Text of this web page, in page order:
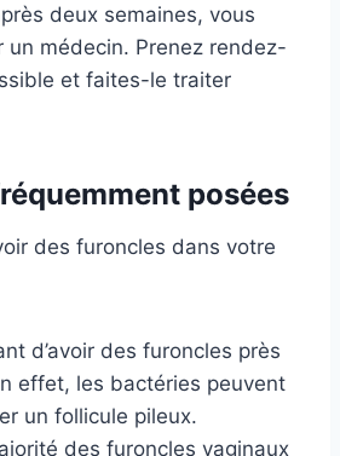
deux semaines, vous
un médecin. Prenez rendez-
et faites-le traiter
posées
des furoncles dans votre
d’avoir des furoncles près
effet, les bactéries peuvent
un follicule pileux.
des furoncles vaginaux